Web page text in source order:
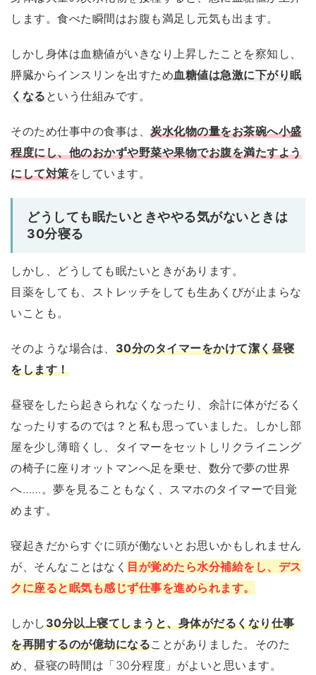
します。食べた瞬間はお腹も満足し元気も出ます。
しかし身体は血糖値がいきなり上昇したことを察知し、
膵臓からインスリンを出すため血糖値は急激に下がり眠
くなる という仕組みです。
そのため仕事中の食事は、 炭水化物の量をお茶碗へ小盛
程度にし、他のおかずや野菜や果物でお腹を満たすよう
にして対策をしています。
どうしても眠たいときややる気がないときは
30分寝る
しかし、どうしても眠たいときがあります。
目薬をしても、ストレッチをしても生あくびが止まらな
いことも。
そのような場合は、 30分のタイマーをかけて潔く昼寝
をします！
昼寝をしたら起きられなくなったり、余計に体がだるく
なったりするのでは？と私も思っていました。しかし部
屋を少し薄暗くし、タイマーをセットしリクライニング
の椅子に座りオットマンへ足を乗せ、数分で夢の世界
へ……。夢を見ることもなく、スマホのタイマーで目覚
めます。
寝起きだからすぐに頭が働ないとお思いかもしれません
が、そんなことはなく 目が覚めたら水分補給をし、デス
クに座ると眠気も感じず仕事を進められます。
しかし30分以上寝てしまうと、身体がだるくなり仕事
を再開するのが億劫になることがありました。そのた
め、昼寝の時間は「30分程度」がよいと思います。